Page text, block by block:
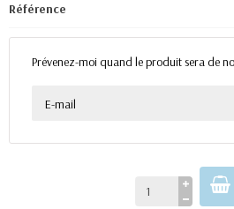
Référence
Prévenez-moi quand le produit sera de